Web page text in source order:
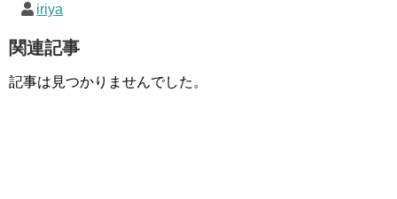
iriya
関連記事
記事は見つかりませんでした。